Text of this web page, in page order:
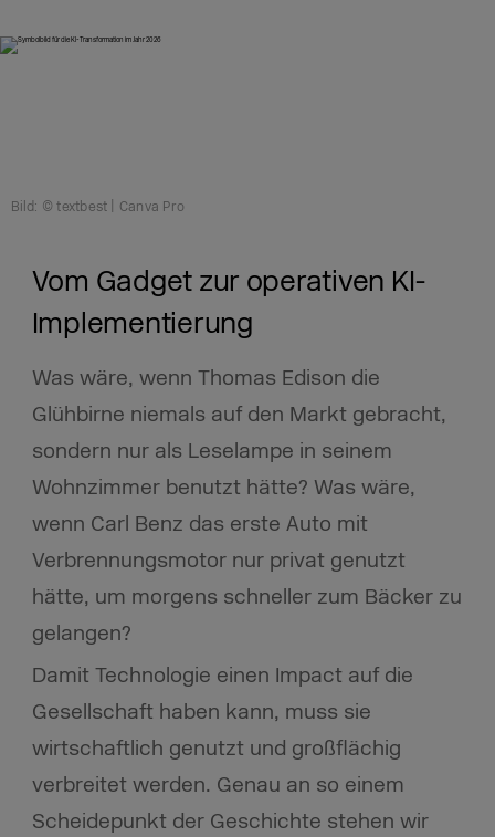
Bild: © textbest | Canva Pro
Vom Gadget zur operativen KI-
Implementierung
Was wäre, wenn Thomas Edison die
Glühbirne niemals auf den Markt gebracht,
sondern nur als Leselampe in seinem
Wohnzimmer benutzt hätte? Was wäre,
wenn Carl Benz das erste Auto mit
Verbrennungsmotor nur privat genutzt
hätte, um morgens schneller zum Bäcker zu
gelangen?
Damit Technologie einen Impact auf die
Gesellschaft haben kann, muss sie
wirtschaftlich genutzt und großflächig
verbreitet werden. Genau an so einem
Scheidepunkt der Geschichte stehen wir